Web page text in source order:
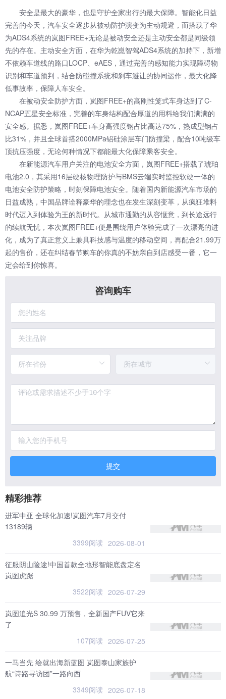
安全是最大的豪华，也是守护全家出行的最大保障。智能化日益
完善的今天，汽车安全逐步从被动防护演变为主动规避，而搭载了华
为ADS4系统的岚图FREE+无论是被动安全还是主动安全都是同级领
先的存在。主动安全方面，在华为乾崑智驾ADS4系统的加持下，新增
不依赖车道线的路口LOCP、eAES，通过完善的感知能力实现障碍物
识别和车道预判，结合防碰撞系统和刹车避让的协同运作，最大化降
低事故率，保障人车安全。
在被动安全防护方面，岚图FREE+的高刚性笼式车身达到了C-
NCAP五星安全标准，完善的车身结构配合厚道的用料给我们满满的
安全感。据悉，岚图FREE+车身高强度钢占比高达75%，热成型钢占
比31%，并且全球首搭2000MPa铝硅涂层车门防撞梁，配合10吨级车
顶抗压强度，无论何种情况下都能最大化保障乘客安全。
在新能源汽车用户关注的电池安全方面，岚图FREE+搭载了琥珀
电池2.0，其采用16层硬核物理防护与BMS云端实时监控软硬一体的
电池安全防护策略，时刻保障电池安全。随着国内新能源汽车市场的
日益成熟，中国品牌诠释豪华的理念也在发生深刻变革，从疯狂堆料
时代迈入到体验为王的新时代。从城市通勤的从容惬意，到长途远行
的续航无忧，本次岚图FREE+便是围绕用户体验完成了一次漂亮的进
化，成为了真正意义上兼具科技感与温度的移动空间，再配合21.99万
起的售价，还在纠结春节购车的你真的不妨亲自到店感受一番，它一
定会给到你惊喜。
咨询购车
提交
精彩推荐
进军中亚 全球化加速!岚图汽车7月交付
13189辆
3399阅读 2026-08-01
征服阴山险途!中国首款全地形智能底盘定名
岚图虎踞
3522阅读 2026-07-29
岚图追光S 30.99 万预售，全新国产FUV它来
了
107阅读 2026-07-25
一马当先 绘就出海新蓝图 岚图泰山家族护
航“诗路寻访团”一路向西
3349阅读 2026-07-18